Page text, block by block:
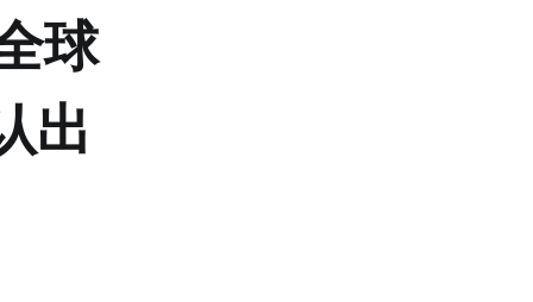
球
出